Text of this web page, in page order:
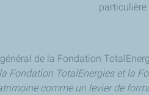
particulière
de la Fondation
Fondation TotalEnergies et la
comme un levier de